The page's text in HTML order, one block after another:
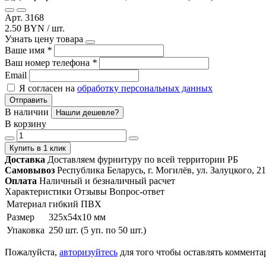
Арт. 3168
2.50 BYN / шт.
Узнать цену товара
Ваше имя *
Ваш номер телефона *
Email
Я согласен на обработку персональных данных
Отправить
В наличии Нашли дешевле?
В корзину
Купить в 1 клик
Доставка Доставляем фурнитуру по всей территории РБ
Самовывоз Республика Беларусь, г. Могилёв, ул. Залуцкого, 21
Оплата Наличный и безналичный расчет
Характеристики Отзывы Вопрос-ответ
Материал гибкий ПВХ
Размер
325х54х10 мм
Упаковка 250 шт. (5 уп. по 50 шт.)
Пожалуйста, авторизуйтесь для того чтобы оставлять